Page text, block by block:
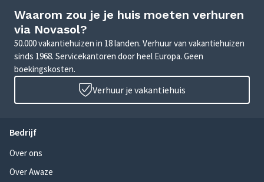
Waarom zou je je huis moeten verhuren
via Novasol?
50.000 vakantiehuizen in 18 landen. Verhuur van vakantiehuizen
sinds 1968. Servicekantoren door heel Europa. Geen
boekingskosten.
Verhuur je vakantiehuis
Bedrijf
Over ons
Over Awaze